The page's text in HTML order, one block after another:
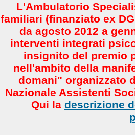
L'Ambulatorio
familiari (finanziato ex
da agosto 2012 a
interventi integrati
insignito del premio
nell'ambito della
domani" organizzato
Nazionale Assistenti
Qui la descrizione